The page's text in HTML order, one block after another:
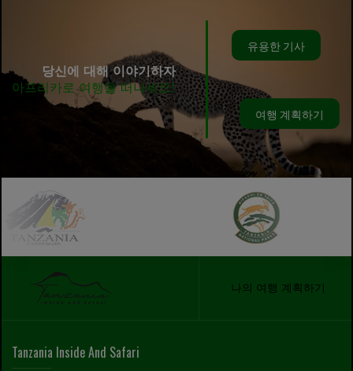
당신에 대해 이야기하자
아프리카로 여행을 떠나세요!
유용한 기사
여행 계획하기
나의 여행 계획하기
Tanzania Inside And Safari